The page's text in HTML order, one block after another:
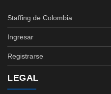
Staffing de Colombia
Ingresar
Registrarse
LEGAL